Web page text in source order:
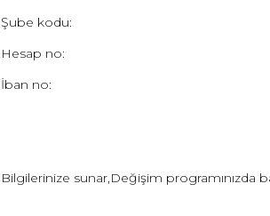
Şube kodu:
Hesap no:
İban no:
Bilgilerinize sunar,Değişim programınızda